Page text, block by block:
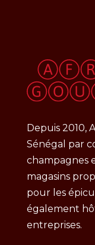
Depuis 2010,
Sénégal par
champagnes
magasins
pour les
également
entreprises.